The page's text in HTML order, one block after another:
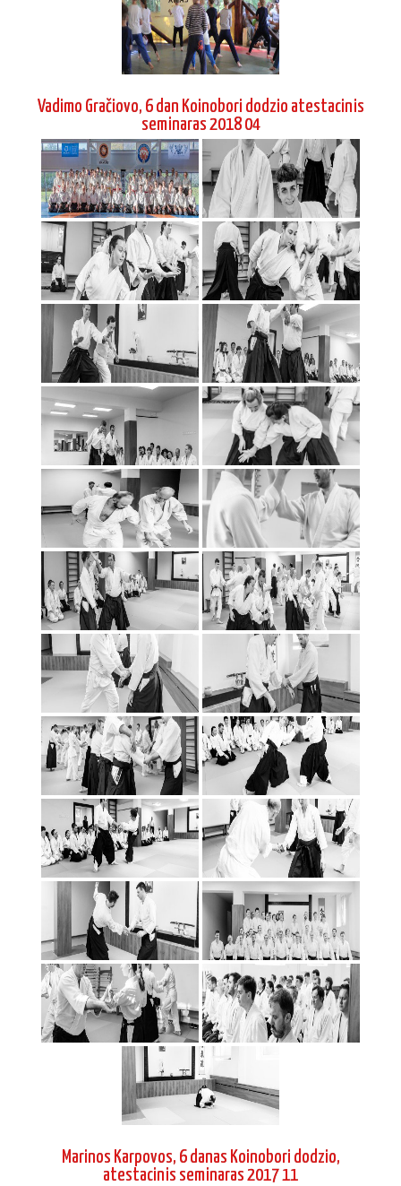
Vadimo Gračiovo, 6 dan Koinobori dodzio atestacinis
seminaras 2018 04
Marinos Karpovos, 6 danas Koinobori dodzio,
atestacinis seminaras 2017 11